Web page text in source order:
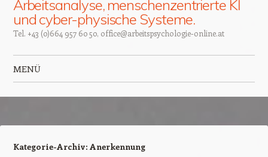
Arbeitsanalyse, menschenzentrierte KI
und cyber-physische Systeme.
Tel. +43 (0)664 957 60 50, office@arbeitspsychologie-online.at
MENÜ
Kategorie-Archiv: Anerkennung